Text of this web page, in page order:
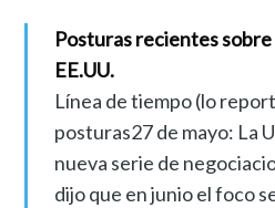
Posturas recientes
EE.UU.
Línea de tiempo (lo
posturas27 de mayo: La
nueva serie de
dijo que en junio el foco